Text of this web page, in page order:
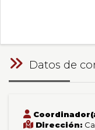
Datos de
Dirección: